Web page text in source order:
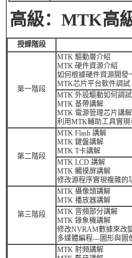
高級：MTK高
授課階段
第一階段
MTK 驅動層介紹
MTK 硬件資源介紹
如何根據硬件資源開發
MTK芯片平台軟件調試
MTK 外設驅動如何調
MTK 基帶講解
MTK 電源管理芯片講解
利用MTK輔助工具實現
第二階段
MTK Flash 講解
MTK 鍵盤講解
MTK T卡講解
MTK LCD 講解
MTK 觸摸屏講解
修改源程序實現複雜的
第三階段
MTK 攝像頭講解
MTK 播放器講解
MTK 音頻部分講解
MTK 錄象機講解
修改NVRAM數據來改
多媒體編程---圖形與圖
MTK 射頻講解